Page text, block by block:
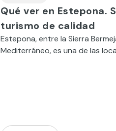
Qué ver en Estepona.
turismo de calidad
Estepona, entre la Sierra
Mediterráneo, es una de las